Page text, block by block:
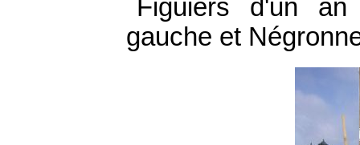
Figuiers d'un
gauche et